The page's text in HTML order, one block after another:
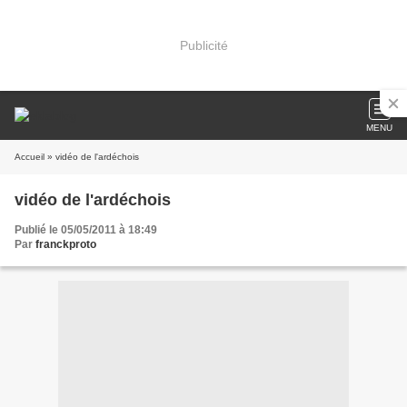
Publicité
MENU
Accueil » vidéo de l'ardéchois
vidéo de l'ardéchois
Publié le 05/05/2011 à 18:49
Par franckproto